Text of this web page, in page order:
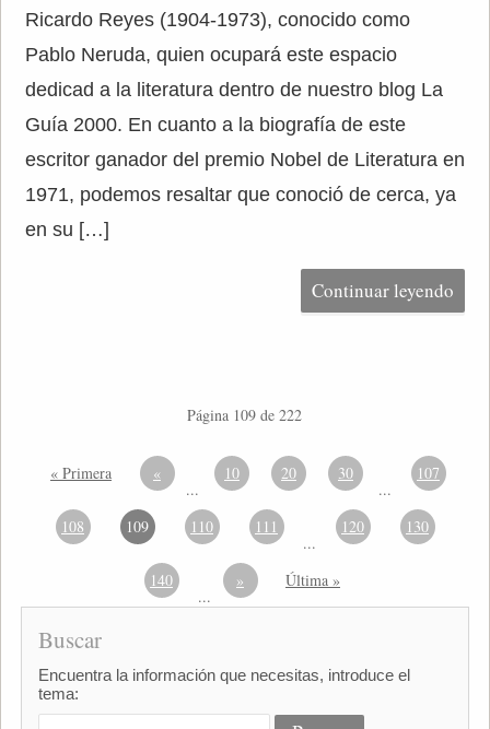
Ricardo Reyes (1904-1973), conocido como
Pablo Neruda, quien ocupará este espacio
dedicad a la literatura dentro de nuestro blog La
Guía 2000. En cuanto a la biografía de este
escritor ganador del premio Nobel de Literatura en
1971, podemos resaltar que conoció de cerca, ya
en su […]
Continuar leyendo
Página 109 de 222
« Primera «
...
10 20 30
...
107
108 109 110 111
...
120 130
140
...
» Última »
Buscar
Encuentra la información que necesitas, introduce el
tema: